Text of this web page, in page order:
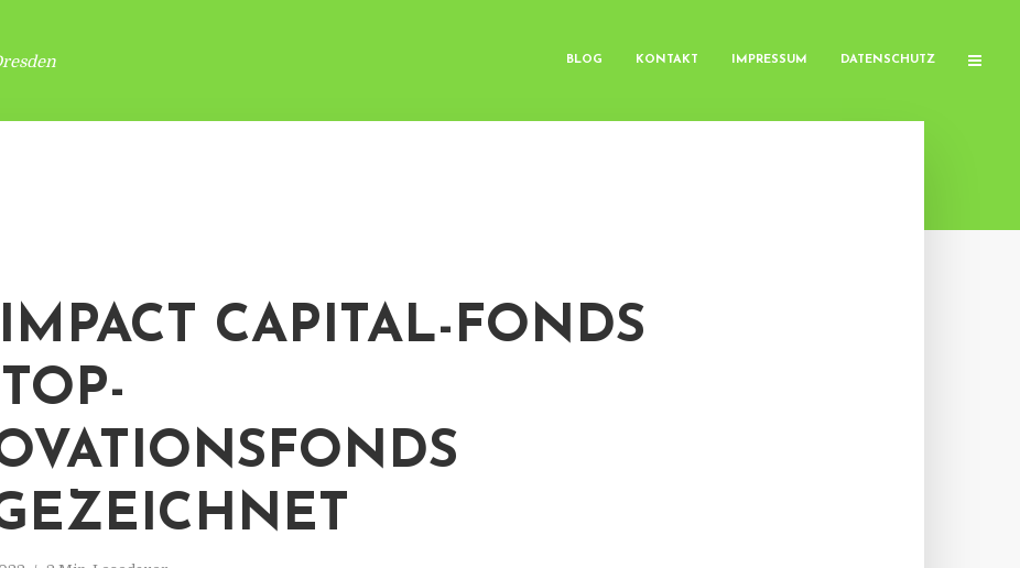
BLOG KONTAKT IMPRESSUM DATENSCHUTZ
CAPITAL-FONDS